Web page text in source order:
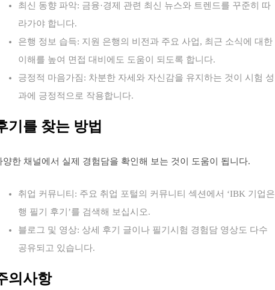
최신 동향 파악: 금융·경제 관련 최신 뉴스와 트렌드를 꾸준히 따
라가야 합니다.
은행 정보 습득: 지원 은행의 비전과 주요 사업, 최근 소식에 대한
이해를 높여 면접 대비에도 도움이 되도록 합니다.
긍정적 마음가짐: 차분한 자세와 자신감을 유지하는 것이 시험 성
과에 긍정적으로 작용합니다.
기를 찾는 방법
양한 채널에서 실제 경험담을 확인해 보는 것이 도움이 됩니다.
취업 커뮤니티: 주요 취업 포털의 커뮤니티 섹션에서 ‘IBK 기업은
행 필기 후기’를 검색해 보십시오.
블로그 및 영상: 상세 후기 글이나 필기시험 경험담 영상도 다수
공유되고 있습니다.
의사항